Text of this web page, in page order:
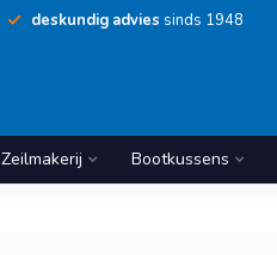
deskundig advies sinds 1948
Zeilmakerij Bootkussens